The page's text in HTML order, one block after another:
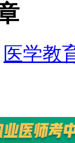
医学教